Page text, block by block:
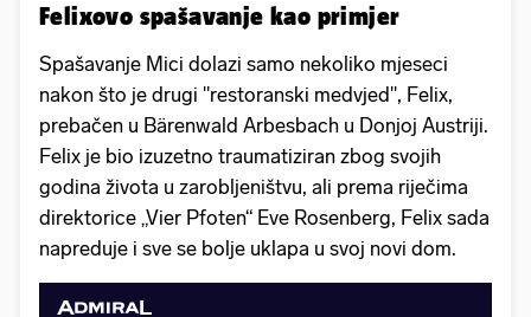
Felixovo spašavanje kao primjer
Spašavanje Mici dolazi samo nekoliko mjeseci
nakon što je drugi "restoranski medvjed", Felix,
prebačen u Bärenwald Arbesbach u Donjoj Austriji.
Felix je bio izuzetno traumatiziran zbog svojih
godina života u zarobljeništvu, ali prema riječima
direktorice „Vier Pfoten“ Eve Rosenberg, Felix sada
napreduje i sve se bolje uklapa u svoj novi dom.